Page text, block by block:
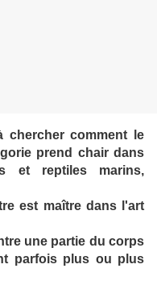
chercher comment le
prend chair dans
et reptiles marins,
est maître dans l'art
une partie du corps
parfois plus ou plus